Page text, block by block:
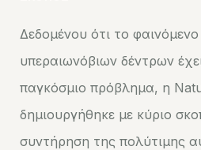
Δεδομένου ότι το
υπεραιωνόβιων δέντρων
παγκόσμιο πρόβλημα, η
δημιουργήθηκε με κύριο
συντήρηση της πολύτιμης